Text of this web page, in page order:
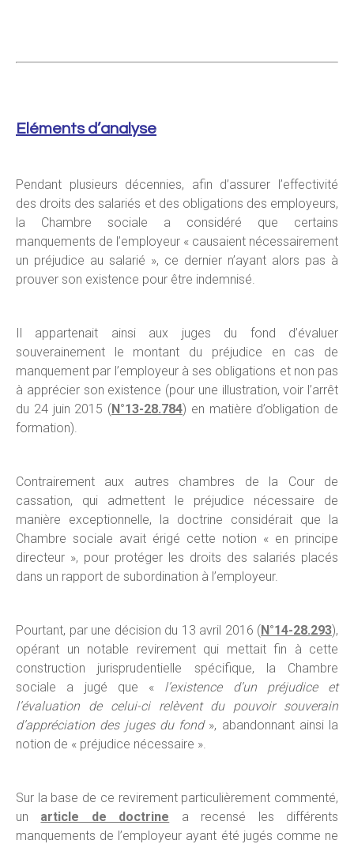
Eléments d’analyse
Pendant plusieurs décennies, afin d’assurer l’effectivité
des droits des salariés et des obligations des employeurs,
la Chambre sociale a considéré que certains
manquements de l’employeur « causaient nécessairement
un préjudice au salarié », ce dernier n’ayant alors pas à
prouver son existence pour être indemnisé.
Il appartenait ainsi aux juges du fond d’évaluer
souverainement le montant du préjudice en cas de
manquement par l’employeur à ses obligations et non pas
à apprécier son existence (pour une illustration, voir l’arrêt
du 24 juin 2015 (N°13-28.784) en matière d’obligation de
formation).
Contrairement aux autres chambres de la Cour de
cassation, qui admettent le préjudice nécessaire de
manière exceptionnelle, la doctrine considérait que la
Chambre sociale avait érigé cette notion « en principe
directeur », pour protéger les droits des salariés placés
dans un rapport de subordination à l’employeur.
Pourtant, par une décision du 13 avril 2016 (N°14-28.293),
opérant un notable revirement qui mettait fin à cette
construction jurisprudentielle spécifique, la Chambre
sociale a jugé que « l’existence d’un préjudice et
l’évaluation de celui-ci relèvent du pouvoir souverain
d’appréciation des juges du fond», abandonnant ainsi la
notion de « préjudice nécessaire ».
Sur la base de ce revirement particulièrement commenté,
un article de doctrine a recensé les différents
manquements de l’employeur ayant été jugés comme ne